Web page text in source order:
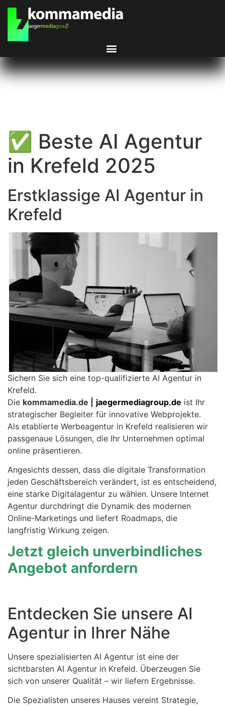
✅ Beste AI Agentur
in Krefeld 2025
Erstklassige AI Agentur in
Krefeld
Sichern Sie sich eine top-qualifizierte AI Agentur in
Krefeld.
Die kommamedia.de | jaegermediagroup.de ist Ihr
strategischer Begleiter für innovative Webprojekte.
Als etablierte Werbeagentur in Krefeld realisieren wir
passgenaue Lösungen, die Ihr Unternehmen optimal
online präsentieren.
Angesichts dessen, dass die digitale Transformation
jeden Geschäftsbereich verändert, ist es entscheidend,
eine starke Digitalagentur zu wählen. Unsere Internet
Agentur durchdringt die Dynamik des modernen
Online-Marketings und liefert Roadmaps, die
langfristig Wirkung zeigen.
Jetzt gleich unverbindliches
Angebot anfordern
Entdecken Sie unsere AI
Agentur in Ihrer Nähe
Unsere spezialisierten AI Agentur ist eine der
sichtbarsten AI Agentur in Krefeld. Überzeugen Sie
sich von unserer Qualität – wir liefern Ergebnisse.
Die Spezialisten unseres Hauses vereint Strategie,